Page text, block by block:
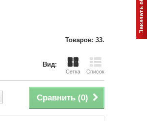
Товаров: 33.
Вид:
Сетка Список
Сравнить (0)